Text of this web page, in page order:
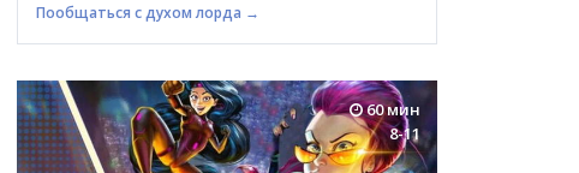
Пообщаться с духом лорда →
60 мин
8-11